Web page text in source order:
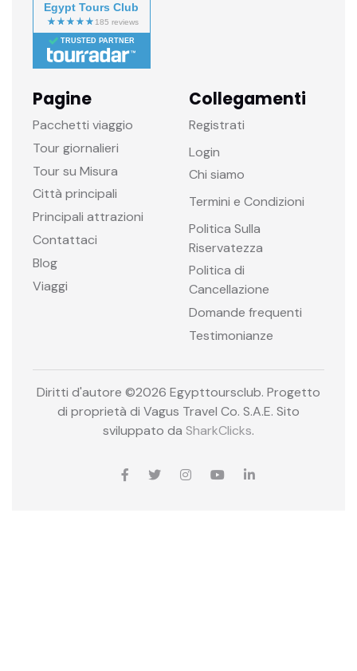
Egypt Tours Club
TRUSTED PARTNER
Pagine
Pacchetti viaggio
Tour giornalieri
Tour su Misura
Città principali
Principali attrazioni
Contattaci
Blog
Viaggi
Collegamenti
Registrati
Login
Chi siamo
Termini e Condizioni
Politica Sulla
Riservatezza
Politica di
Cancellazione
Domande frequenti
Testimonianze
Diritti d'autore ©2026 Egypttoursclub. Progetto
di proprietà di Vagus Travel Co. S.A.E. Sito
sviluppato da SharkClicks.